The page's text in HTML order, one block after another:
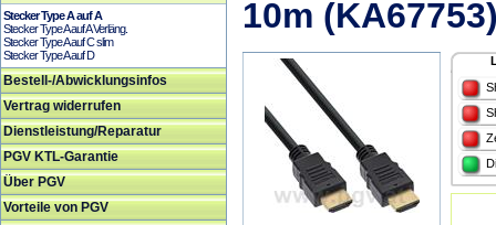
Stecker Type A auf A
Stecker Type A auf A Verläng.
Stecker Type A auf C slim
Stecker Type A auf D
Bestell-/Abwicklungsinfos
Vertrag widerrufen
Dienstleistung/Reparatur
PGV KTL-Garantie
Über PGV
Vorteile von PGV
10m